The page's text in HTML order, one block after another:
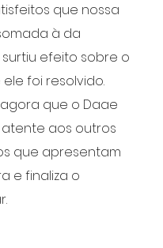
que nossa
à da
efeito sobre o
foi resolvido.
que o Daae
aos outros
que apresentam
e finaliza o